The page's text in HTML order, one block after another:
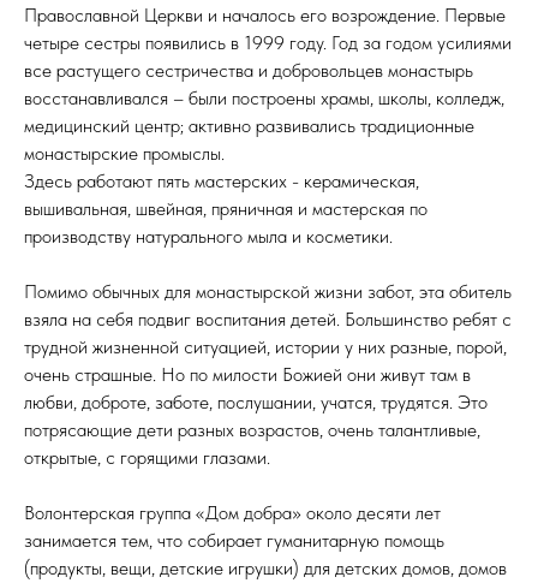
Православной Церкви и началось его возрождение. Первые
четыре сестры появились в 1999 году. Год за годом усилиями
все растущего сестричества и добровольцев монастырь
восстанавливался – были построены храмы, школы, колледж,
медицинский центр; активно развивались традиционные
монастырские промыслы.
Здесь работают пять мастерских - керамическая,
вышивальная, швейная, пряничная и мастерская по
производству натурального мыла и косметики.
Помимо обычных для монастырской жизни забот, эта обитель
взяла на себя подвиг воспитания детей. Большинство ребят с
трудной жизненной ситуацией, истории у них разные, порой,
очень страшные. Но по милости Божией они живут там в
любви, доброте, заботе, послушании, учатся, трудятся. Это
потрясающие дети разных возрастов, очень талантливые,
открытые, с горящими глазами.
Волонтерская группа «Дом добра» около десяти лет
занимается тем, что собирает гуманитарную помощь
(продукты, вещи, детские игрушки) для детских домов, домов